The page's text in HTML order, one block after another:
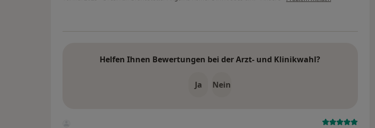
Helfen Ihnen Bewertungen bei der Arzt- und Klinikwahl?
Ja Nein